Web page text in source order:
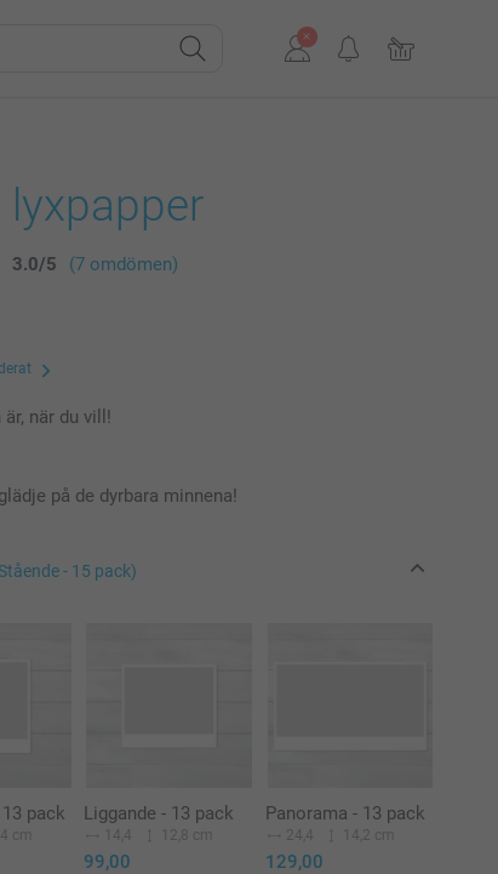
lyxpapper
3.0/5 (7 omdömen)
är, när du vill!
på de dyrbara minnena!
- 15 pack)
pack
cm
Liggande - 13 pack
14,4 12,8 cm
99,00
Panorama - 13 pack
24,4 14,2 cm
129,00